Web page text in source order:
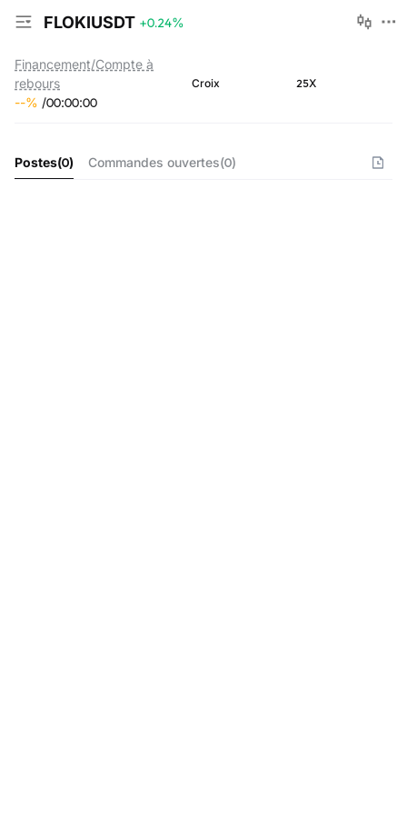
FLOKIUSDT +0.24%
Financement/Compte à
rebours
--% /00:00:00
Croix 25X
Postes(0) Commandes ouvertes(0)